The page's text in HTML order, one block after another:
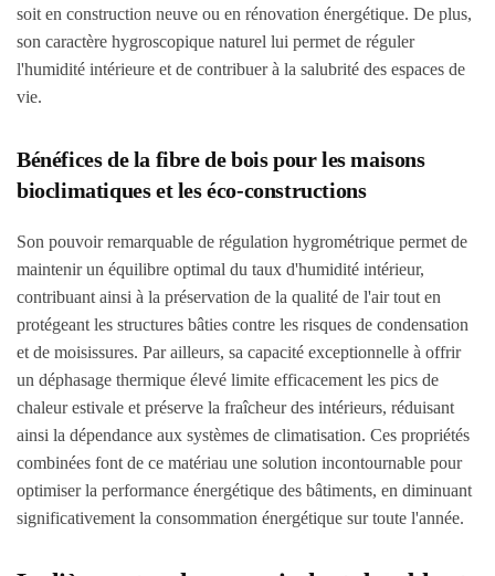
soit en construction neuve ou en rénovation énergétique. De plus,
son caractère hygroscopique naturel lui permet de réguler
l'humidité intérieure et de contribuer à la salubrité des espaces de
vie.
Bénéfices de la fibre de bois pour les maisons
bioclimatiques et les éco-constructions
Son pouvoir remarquable de régulation hygrométrique permet de
maintenir un équilibre optimal du taux d'humidité intérieur,
contribuant ainsi à la préservation de la qualité de l'air tout en
protégeant les structures bâties contre les risques de condensation
et de moisissures. Par ailleurs, sa capacité exceptionnelle à offrir
un déphasage thermique élevé limite efficacement les pics de
chaleur estivale et préserve la fraîcheur des intérieurs, réduisant
ainsi la dépendance aux systèmes de climatisation. Ces propriétés
combinées font de ce matériau une solution incontournable pour
optimiser la performance énergétique des bâtiments, en diminuant
significativement la consommation énergétique sur toute l'année.